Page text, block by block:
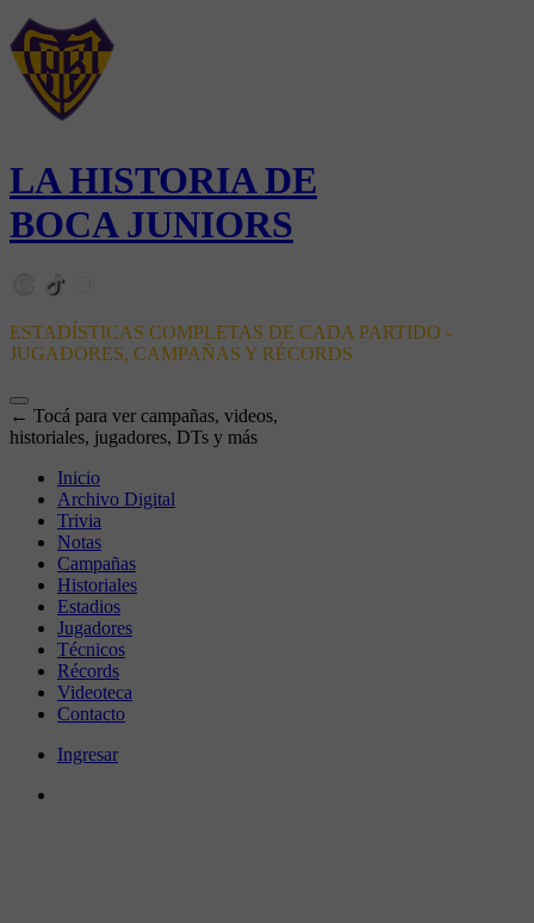
LA HISTORIA DE
BOCA JUNIORS
ESTADÍSTICAS COMPLETAS DE CADA PARTIDO -
JUGADORES, CAMPAÑAS Y RÉCORDS
← Tocá para ver campañas, videos,
historiales, jugadores, DTs y más
Inicio
Archivo Digital
Trivia
Notas
Campañas
Historiales
Estadios
Jugadores
Técnicos
Récords
Videoteca
Contacto
Ingresar